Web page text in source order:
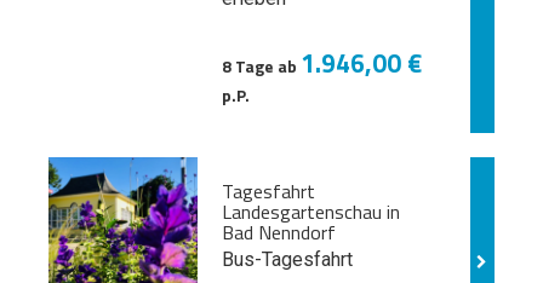
8 Tage ab 1.946,00 €
p.P.
Tagesfahrt
Landesgartenschau in
Bad Nenndorf
Bus-Tagesfahrt